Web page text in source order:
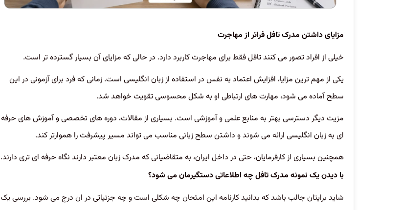
مزایای داشتن مدرک تافل فراتر از مهاجرت
خیلی از افراد تصور می کنند تافل فقط برای مهاجرت کاربرد دارد. در حالی که مزایای آن بسیار گسترده تر است.
یکی از مهم ترین مزایا، افزایش اعتماد به نفس در استفاده از زبان انگلیسی است. زمانی که فرد برای آزمونی در این
سطح آماده می شود، مهارت های ارتباطی او به شکل محسوسی تقویت خواهد شد.
مزیت دیگر دسترسی بهتر به منابع علمی و آموزشی است. بسیاری از مقالات، دوره های تخصصی و آموزش های حرفه
ای به زبان انگلیسی ارائه می شوند و داشتن سطح زبانی مناسب می تواند مسیر پیشرفت را هموارتر کند.
همچنین بسیاری از کارفرمایان، حتی در داخل ایران، به متقاضیانی که مدرک زبان معتبر دارند نگاه حرفه ای تری دارند.
با دیدن یک نمونه مدرک تافل چه اطلاعاتی دستگیرمان می شود؟
شاید برایتان جالب باشد که بدانید کارنامه این امتحان چه شکلی است و چه جزئیاتی در ان درج می شود. بررسی یک